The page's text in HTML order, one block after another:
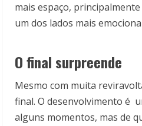
mais espaço,
um dos lados mais
O final surpreende
Mesmo com muita
final. O desenvolvimento é
alguns momentos, mas de